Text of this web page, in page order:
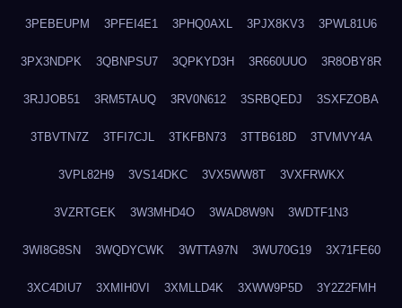
3PEBEUPM 3PFEI4E1 3PHQ0AXL 3PJX8KV3 3PWL81U6
3PX3NDPK 3QBNPSU7 3QPKYD3H 3R660UUO 3R8OBY8R
3RJJOB51 3RM5TAUQ 3RV0N612 3SRBQEDJ 3SXFZOBA
3TBVTN7Z 3TFI7CJL 3TKFBN73 3TTB618D 3TVMVY4A
3VPL82H9 3VS14DKC 3VX5WW8T 3VXFRWKX
3VZRTGEK 3W3MHD4O 3WAD8W9N 3WDTF1N3
3WI8G8SN 3WQDYCWK 3WTTA97N 3WU70G19 3X71FE60
3XC4DIU7 3XMIH0VI 3XMLLD4K 3XWW9P5D 3Y2Z2FMH